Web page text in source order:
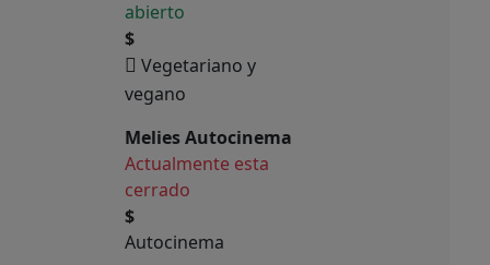
abierto
$
Vegetariano y
vegano
Melies Autocinema
Actualmente esta
cerrado
$
Autocinema